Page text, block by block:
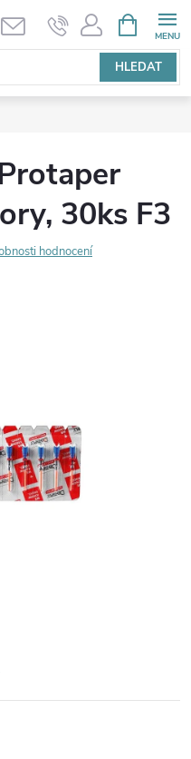
HLEDAT
NÁKUPNÍ
KOŠÍK
30ks F3
hodnocení